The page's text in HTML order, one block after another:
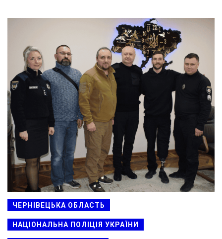
ЧЕРНІВЕЦЬКА ОБЛАСТЬ
НАЦІОНАЛЬНА ПОЛІЦІЯ УКРАЇНИ